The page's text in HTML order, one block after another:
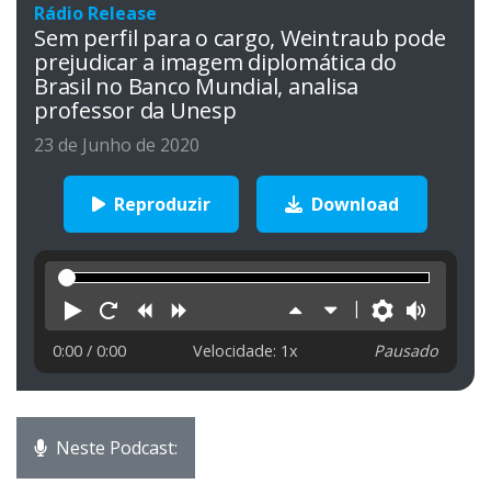
Rádio Release
Sem perfil para o cargo, Weintraub pode
prejudicar a imagem diplomática do
Brasil no Banco Mundial, analisa
professor da Unesp
23 de Junho de 2020
Reproduzir Download
Reproduzir
ReiniciarRetroceder
Aumentar
velocidade
Diminuir
velocidade
0:00 / 0:00 Velocidade: 1x Pausado
Neste Podcast: